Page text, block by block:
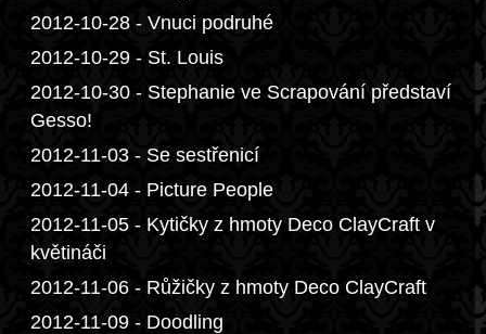
2012-10-28 - Vnuci podruhé
2012-10-29 - St. Louis
2012-10-30 - Stephanie ve Scrapování představí
Gesso!
2012-11-03 - Se sestřenicí
2012-11-04 - Picture People
2012-11-05 - Kytičky z hmoty Deco ClayCraft v
květináči
2012-11-06 - Růžičky z hmoty Deco ClayCraft
2012-11-09 - Doodling